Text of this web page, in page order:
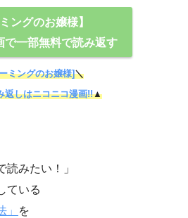
ングのお嬢様】
で一部無料で読み返す
ミングのお嬢様]＼
返しはニコニコ漫画!!▲
読みたい！」
ている
を